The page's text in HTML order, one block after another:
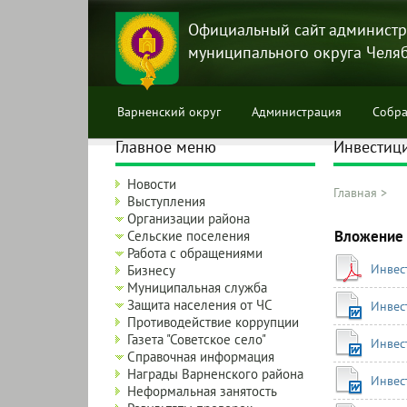
Официальный сайт
муниципального округа
Варненский округ Администрация
Главная >
Вложение
Главное меню
Новости
Выступления
Организации района
Сельские поселения
Работа с обращениями
Бизнесу
Муниципальная служба
Защита населения от ЧС
Противодействие коррупции
Газета "Советское село"
Справочная информация
Награды Варненского района
Неформальная занятость